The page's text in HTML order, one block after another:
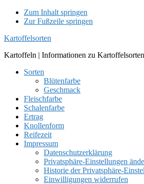
Zum Inhalt springen
Zur Fußzeile springen
Kartoffelsorten
Kartoffeln | Informationen zu Kartoffelsorten
Sorten
Blütenfarbe
Geschmack
Fleischfarbe
Schalenfarbe
Ertrag
Knollenform
Reifezeit
Impressum
Datenschutzerklärung
Privatsphäre-Einstellungen
Historie der Privatsphäre-
Einwilligungen widerrufen